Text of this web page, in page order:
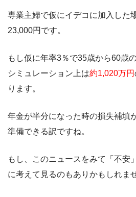
専業主婦で仮にイデコに加入した
23,000円です。
もし仮に年率3％で35歳から60歳
シミュレーション上は約1,020万円
ります。
年金が半分になった時の損失補填
準備できる訳ですね。
もし、このニュースをみて「不安
に考えて見るのもありかもしれま